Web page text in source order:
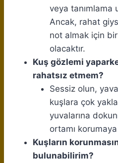
veya tanımlama
Ancak, rahat
not almak için
olacaktır.
Kuş gözlemi
rahatsız etmem?
Sessiz olun,
kuşlara çok
yuvalarına
ortamı
Kuşların
bulunabilirim?